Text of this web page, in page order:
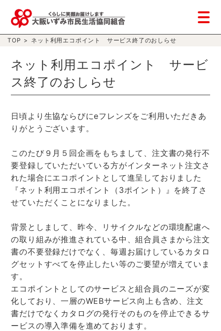
TOP > ネット利用エコポイント サービス終了のおしらせ
ネット利用エコポイント サービ
ス終了のおしらせ
日頃より生協ならびにeフレンズをご利用いただきあ
りがとうございます。
このたび９月５回企画をもちまして、注文書の発行不
要登録していただいている方がインターネット注文さ
れた場合にエコポイントとして進呈しておりました
『ネット利用エコポイント（3ポイント）』を終了さ
せていただくことになりました。
背景としまして、昨今、リサイクルなどの環境配慮へ
の取り組みが推進されている中、組合員さまから注文
書の不要登録だけでなく、毎週お届けしているカタロ
グセットすべてを停止したい等のご要望が増えていま
す。
エコポイントとしてのサービスと組合員のニーズが変
化しており、一層のWEBサービス向上も含め、注文
書だけでなくカタログの発行そのものを停止できるサ
ービスの導入準備を進めております。